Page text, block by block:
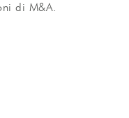
di M&A.